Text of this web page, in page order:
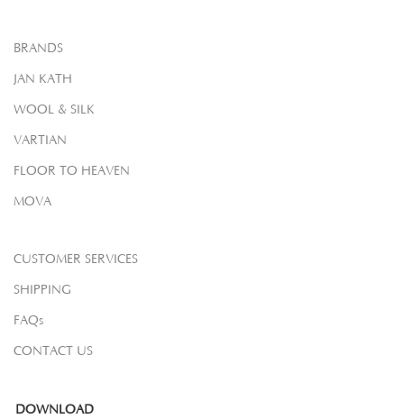
BRANDS
JAN KATH
WOOL & SILK
VARTIAN
FLOOR TO HEAVEN
MOVA
CUSTOMER SERVICES
SHIPPING
FAQs
CONTACT US
DOWNLOAD